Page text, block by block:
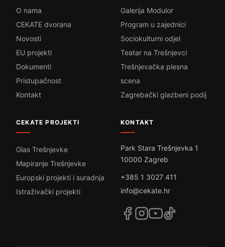
O nama
CEKATE dvorana
Novosti
EU projekti
Dokumenti
Pristupačnost
Kontakt
Galerija Modulor
Program u zajednici
Sociokulturni odjel
Teatar na Trešnjevci
Trešnjevačka plesna
scena
Zagrebački glazbeni podij
CEKATE PROJEKTI
Glas Trešnjevke
Mapiranje Trešnjevke
Europski projekti i suradnja
Istraživački projekti
KONTAKT
Park Stara Trešnjevka 1
10000 Zagreb
+385 1 3027 411
info@cekate.hr